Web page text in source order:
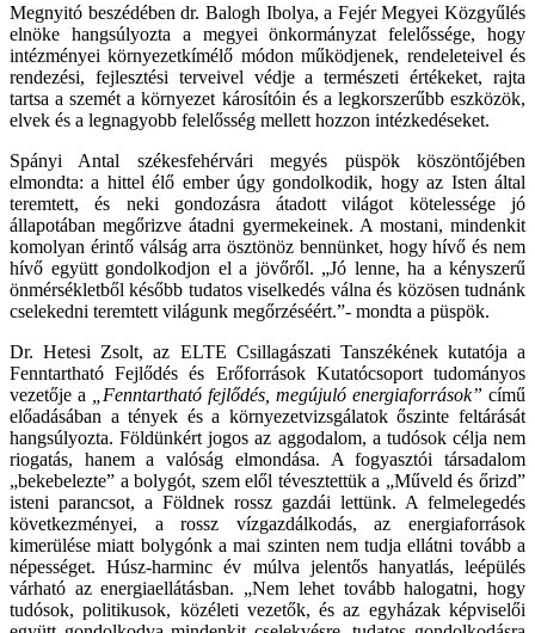
Megnyitó beszédében dr. Balogh Ibolya, a Fejér Megyei Közgyűlés
elnöke hangsúlyozta a megyei önkormányzat felelőssége, hogy
intézményei környezetkímélő módon működjenek, rendeleteivel és
rendezési, fejlesztési terveivel védje a természeti értékeket, rajta
tartsa a szemét a környezet károsítóin és a legkorszerűbb eszközök,
elvek és a legnagyobb felelősség mellett hozzon intézkedéseket.
Spányi Antal székesfehérvári megyés püspök köszöntőjében
elmondta: a hittel élő ember úgy gondolkodik, hogy az Isten által
teremtett, és neki gondozásra átadott világot kötelessége jó
állapotában megőrizve átadni gyermekeinek. A mostani, mindenkit
komolyan érintő válság arra ösztönöz bennünket, hogy hívő és nem
hívő együtt gondolkodjon el a jövőről. „Jó lenne, ha a kényszerű
önmérsékletből később tudatos viselkedés válna és közösen tudnánk
cselekedni teremtett világunk megőrzéséért.”- mondta a püspök.
Dr. Hetesi Zsolt, az ELTE Csillagászati Tanszékének kutatója a
Fenntartható Fejlődés és Erőforrások Kutatócsoport tudományos
vezetője a
„Fenntartható fejlődés, megújuló energiaforrások” című
előadásában a tények és a környezetvizsgálatok őszinte feltárását
hangsúlyozta. Földünkért jogos az aggodalom, a tudósok célja nem
riogatás, hanem a valóság elmondása. A fogyasztói társadalom
„bekebelezte” a bolygót, szem elől tévesztettük a „Műveld és őrizd”
isteni parancsot, a Földnek rossz gazdái lettünk. A felmelegedés
következményei, a rossz vízgazdálkodás, az energiaforrások
kimerülése miatt bolygónk a mai szinten nem tudja ellátni tovább a
népességet. Húsz-harminc év múlva jelentős hanyatlás, leépülés
várható az energiaellátásban. „Nem lehet tovább halogatni, hogy
tudósok, politikusok, közéleti vezetők, és az egyházak képviselői